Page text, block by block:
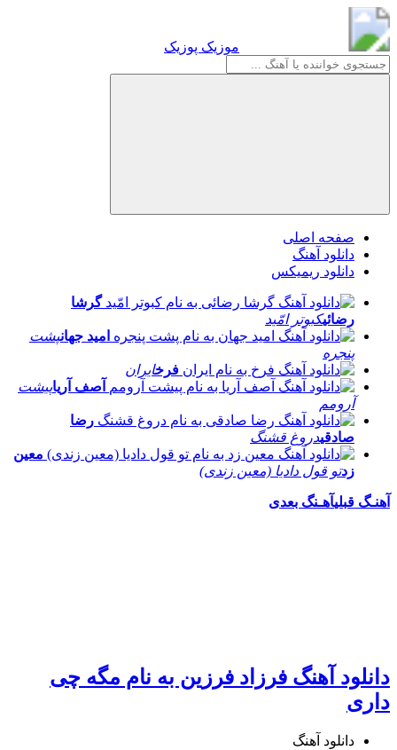
موزیک پوزیک
صفحه اصلی
دانلود آهنگ
دانلود ریمیکس
گرشا
رضائیکبوتر امّید
امید جهانپشت
پنجره
فرخایران
آصف آریاپیشت
آرومم
رضا
صادقیدروغ قشنگ
معین
زدتو قول دادیا (معین زندی)
آهنـگ قبلیآهـنگ بعدی
دانلود آهنگ فرزاد فرزین به نام مگه چی
داری
دانلود آهنگ